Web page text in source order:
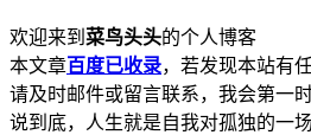
欢迎来到 菜鸟头头的个人博客
本文章百度已收录，若发现本站有
请及时邮件或留言联系，我会第一
说到底，人生就是自我对孤独的一